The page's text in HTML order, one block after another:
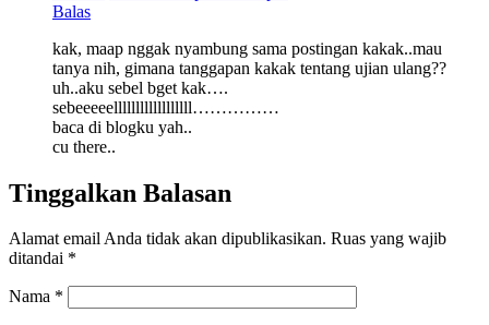
Balas
kak, maap nggak nyambung sama postingan kakak..mau
tanya nih, gimana tanggapan kakak tentang ujian ulang??
uh..aku sebel bget kak….
sebeeeeellllllllllllllllll……………
baca di blogku yah..
cu there..
Tinggalkan Balasan
Alamat email Anda tidak akan dipublikasikan. Ruas yang wajib
ditandai *
Nama *